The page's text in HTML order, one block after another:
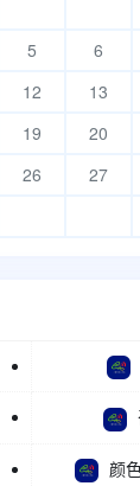
5 6
12 13
19 20
26 27
颜